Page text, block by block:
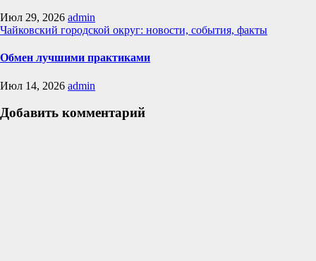
Июл 29, 2026 admin
Чайковский городской округ: новости, события, факты
Обмен лучшими практиками
Июл 14, 2026 admin
Добавить комментарий